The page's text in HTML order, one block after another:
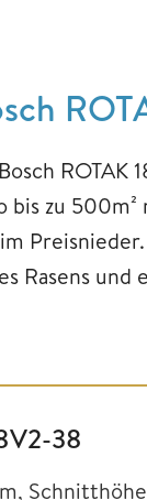
bis zu
Rasens
38